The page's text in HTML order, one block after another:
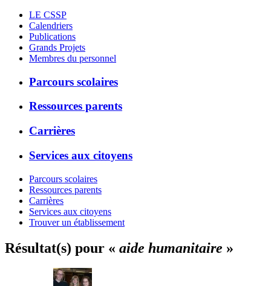
LE CSSP
Calendriers
Publications
Grands Projets
Membres du personnel
Parcours scolaires
Ressources parents
Carrières
Services aux citoyens
Parcours scolaires
Ressources parents
Carrières
Services aux citoyens
Trouver un établissement
Résultat(s) pour « aide humanitaire »